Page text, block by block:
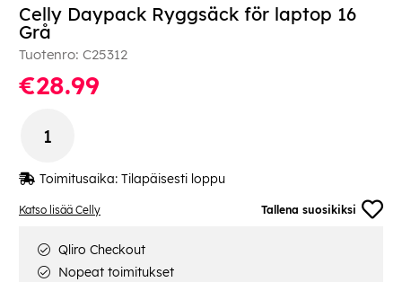
Katso lisää Celly Tallena suosikiksi
Celly Daypack Ryggsäck för laptop 16
Grå
Tuotenro: C25312
€28.99
Toimitusaika: Tilapäisesti loppu
Qliro Checkout
Nopeat toimitukset